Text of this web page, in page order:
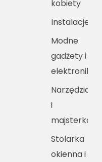
kobiety
Instalacje
Modne
gadżety i
elektronika
Narzędzia
i
Stolarka
okienna i